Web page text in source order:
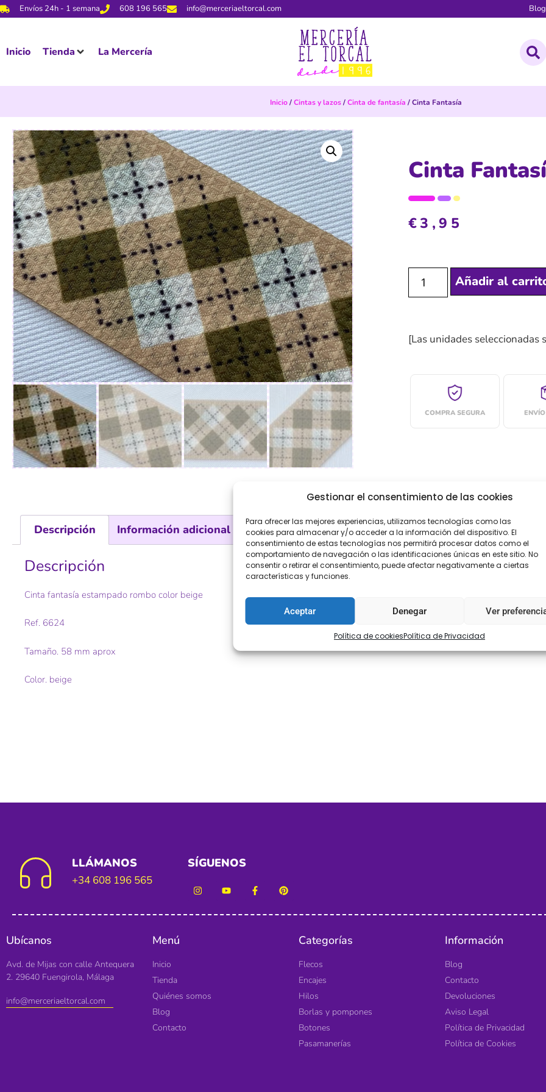
Gestionar el consentimiento de las cookies
Para ofrecer las mejores experiencias, utilizamos tecnologías como las
cookies para almacenar y/o acceder a la información del dispositivo. El
consentimiento de estas tecnologías nos permitirá procesar datos como el
comportamiento de navegación o las identificaciones únicas en este sitio. No
consentir o retirar el consentimiento, puede afectar negativamente a ciertas
características y funciones.
Aceptar Denegar Ver
Política de cookiesPolítica de Privacidad
Envíos 24h - 1 semana 608 196 565 info@merceriaeltorcal.com Blog
Inicio Tienda La Mercería
Inicio/Cintas y lazos/Cinta de fantasía / Cinta Fantasía
Cinta
€3,95
Añadir al
[Las unidades seleccionadas
COMPRA SEGURA
Descripción Información adicional Valoraciones (0)
Descripción
Cinta fantasía estampado rombo color beige
Ref. 6624
Tamaño. 58 mm aprox
Color. beige
LLÁMANOS
+34 608 196 565
SÍGUENOS
Ubícanos
Avd. de Mijas con calle Antequera
2. 29640 Fuengirola, Málaga
info@merceriaeltorcal.com
Menú
Inicio
Tienda
Quiénes somos
Blog
Contacto
Categorías
Flecos
Encajes
Hilos
Borlas y pompones
Botones
Pasamanerías
Información
Blog
Contacto
Devoluciones
Aviso Legal
Política de Privacidad
Política de Cookies